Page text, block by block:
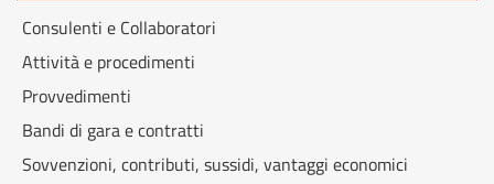
Consulenti e Collaboratori
Attività e procedimenti
Provvedimenti
Bandi di gara e contratti
Sovvenzioni, contributi, sussidi, vantaggi economici